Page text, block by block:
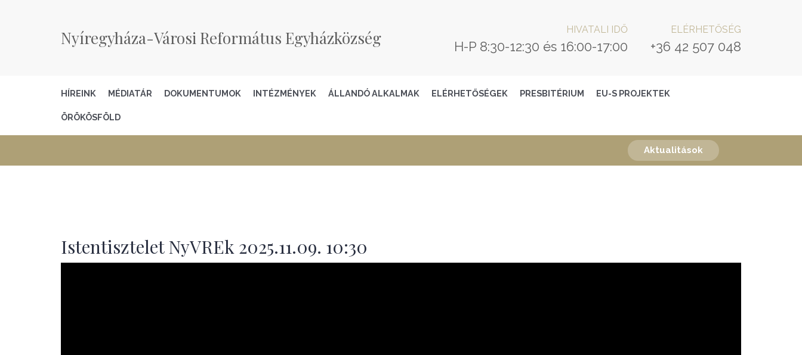
Nyíregyháza-Városi Református Egyházközség HIVATALI IDŐ
H-P 8:30-12:30 és 16:00-17:00
ELÉRHETŐSÉG
+36 42 507 048
HÍREINK MÉDIATÁR DOKUMENTUMOK INTÉZMÉNYEK ÁLLANDÓ ALKALMAK ELÉRHETŐSÉGEK PRESBITÉRIUM EU-S PROJEKTEK
ÖRÖKÖSFÖLD
Aktualitások
Istentisztelet NyVREk 2025.11.09. 10:30